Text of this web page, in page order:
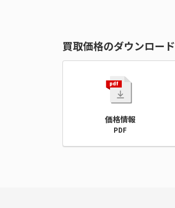
買取価格のダウンロード
価格情報
PDF